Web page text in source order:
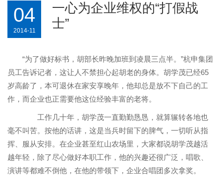
04
2014-11
一心为企业维权的“打假战
士”
“为了做好标书，胡部长昨晚加班到凌晨三点半。 ”杭申集团
员工告诉记者，这让人不禁担心起胡老的身体。胡学茂已经65
岁高龄了，本可退休在家安享晚年，他却总是放不下自己的工
作，而企业也正需要他这位经验丰富的老将。
工作几十年，胡学茂一直勤勤恳恳，就算辗转各地也
毫不叫苦。按他的话讲，这是当兵时留下的脾气，一切听从指
挥、服从安排。在企业甚至红山农场里，大家都说胡学茂越活
越年轻，除了尽心做好本职工作，他的兴趣还很广泛，唱歌、
演讲等都难不倒他，在他的带领下，企业合唱团多次拿奖。